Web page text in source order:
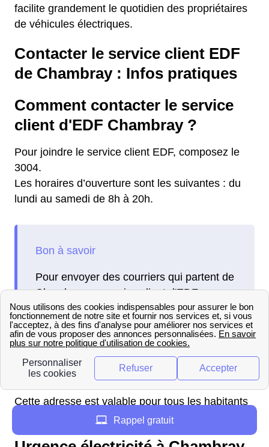
facilite grandement le quotidien des propriétaires
de véhicules électriques.
Contacter le service client EDF
de Chambray : Infos pratiques
Comment contacter le service
client d'EDF Chambray ?
Pour joindre le service client EDF, composez le
3004.
Les horaires d’ouverture sont les suivantes : du
lundi au samedi de 8h à 20h.
Pour envoyer des courriers qui partent de
Chambray au service client d'EDF par
voie postale, l’adresse est : EDF Service
Client - TSA 21941 - 62978 ARRAS
Cedex 9.
Cette adresse est valable pour tous les habitants
à Chambray mais aussi au niveau national.
Rappel gratuit